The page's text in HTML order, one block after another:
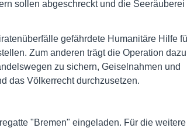
sollen abgeschreckt und die
gefährdete Humanitäre Hilfe
Zum anderen trägt die Operation
zu sichern, Geiselnahmen und
das Völkerrecht durchzusetzen.
"Bremen" eingeladen. Für die